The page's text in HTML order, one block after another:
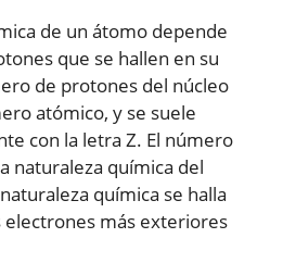
de un átomo depende
que se hallen en su
de protones del núcleo
atómico, y se suele
con la letra Z. El número
naturaleza química del
química se halla
más exteriores